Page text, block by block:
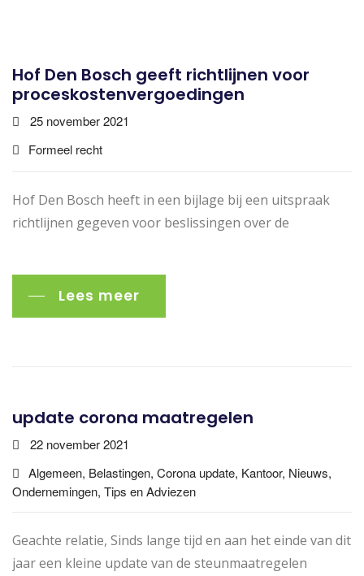
Hof Den Bosch geeft richtlijnen voor
proceskostenvergoedingen
25 november 2021
Formeel recht
Hof Den Bosch heeft in een bijlage bij een uitspraak
richtlijnen gegeven voor beslissingen over de
Lees meer
update corona maatregelen
22 november 2021
Algemeen, Belastingen, Corona update, Kantoor, Nieuws,
Ondernemingen, Tips en Adviezen
Geachte relatie, Sinds lange tijd en aan het einde van dit
jaar een kleine update van de steunmaatregelen